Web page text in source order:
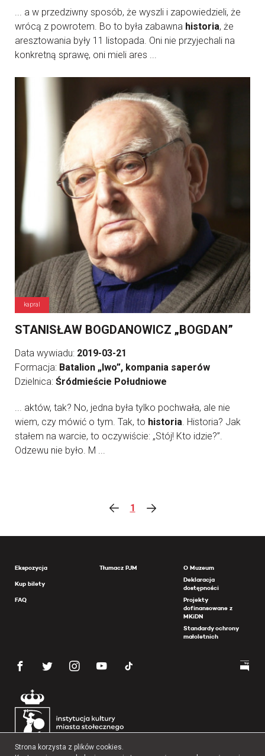
... a w przedziwny sposób, że wyszli i zapowiedzieli, że
wrócą z powrotem. Bo to była zabawna historia, że
aresztowania były 11 listopada. Oni nie przyjechali na
konkretną sprawę, oni mieli ares ...
kapral
STANISŁAW BOGDANOWICZ „BOGDAN”
Data wywiadu: 2019-03-21
Formacja: Batalion „Iwo”, kompania saperów
Dzielnica: Śródmieście Południowe
... aktów, tak? No, jedna była tylko pochwała, ale nie
wiem, czy mówić o tym. Tak, to historia. Historia? Jak
stałem na warcie, to oczywiście: „Stój! Kto idzie?”.
Odzewu nie było. M ...
1
Ekspozycja
Kup bilety
FAQ
Tłumacz PJM
O Muzeum
Deklaracja
dostępności
Projekty
dofinansowane z
MKiDN
Standardy ochrony
małoletnich
Strona korzysta z plików cookies.